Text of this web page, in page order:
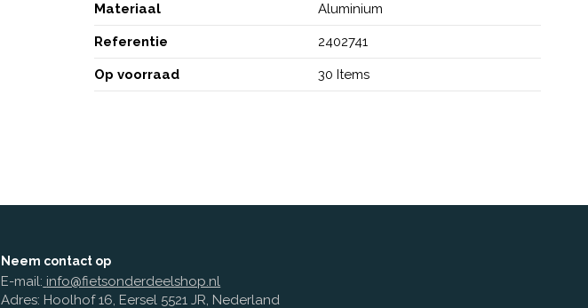
Materiaal Aluminium
Referentie 2402741
Op voorraad 30 Items
Neem contact op
E-mail: info@fietsonderdeelshop.nl
Adres: Hoolhof 16, Eersel 5521 JR, Nederland